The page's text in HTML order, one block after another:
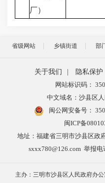
厂）
省级网站 乡镇街道 部
关于我们 隐私保护
网站标识码：
中文域名：沙县区
闽公网安备号：
闽ICP备
地址：福建省三明市沙县区政
sxxx780@126.com 举报电
主办：三明市沙县区人民政府办